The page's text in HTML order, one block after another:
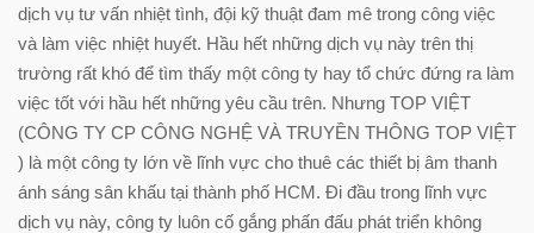
dịch vụ tư vấn nhiệt tình, đội kỹ thuật đam mê trong công việc
và làm việc nhiệt huyết. Hầu hết những dịch vụ này trên thị
trường rất khó để tìm thấy một công ty hay tổ chức đứng ra làm
việc tốt với hầu hết những yêu cầu trên. Nhưng TOP VIỆT
(CÔNG TY CP CÔNG NGHỆ VÀ TRUYỀN THÔNG TOP VIỆT
) là một công ty lớn về lĩnh vực cho thuê các thiết bị âm thanh
ánh sáng sân khấu tại thành phố HCM. Đi đầu trong lĩnh vực
dịch vụ này, công ty luôn cố gắng phấn đấu phát triển không